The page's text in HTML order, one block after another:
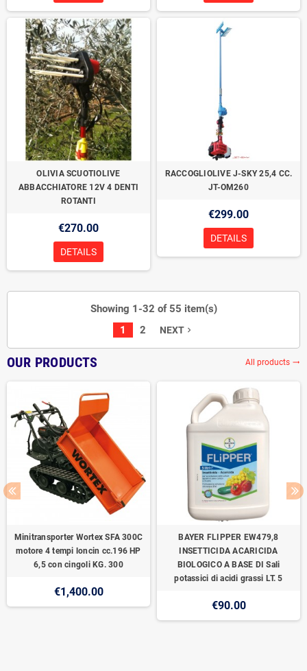
OLIVIA SCUOTIOLIVE
ABBACCHIATORE 12V 4 DENTI
ROTANTI
€270.00
DETAILS
RACCOGLIOLIVE J-SKY 25,4 CC.
JT-OM260
€299.00
DETAILS
Showing 1-32 of 55 item(s)
1
2 NEXT navigate_next
OUR PRODUCTS All products trending_flat
Minitransporter Wortex SFA 300C
motore 4 tempi loncin cc.196 HP
6,5 con cingoli KG. 300
€1,400.00
BAYER FLIPPER EW479,8
INSETTICIDA ACARICIDA
BIOLOGICO A BASE DI Sali
potassici di acidi grassi LT. 5
€90.00